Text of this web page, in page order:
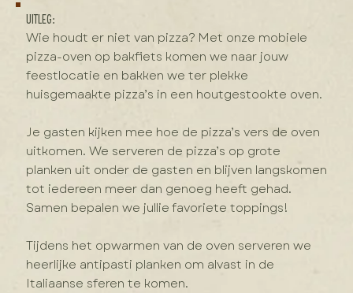
Uitleg:
Wie houdt er niet van pizza? Met onze mobiele
pizza-oven op bakfiets komen we naar jouw
feestlocatie en bakken we ter plekke
huisgemaakte pizza’s in een houtgestookte oven.
Je gasten kijken mee hoe de pizza’s vers de oven
uitkomen. We serveren de pizza’s op grote
planken uit onder de gasten en blijven langskomen
tot iedereen meer dan genoeg heeft gehad.
Samen bepalen we jullie favoriete toppings!
Tijdens het opwarmen van de oven serveren we
heerlijke antipasti planken om alvast in de
Italiaanse sferen te komen.